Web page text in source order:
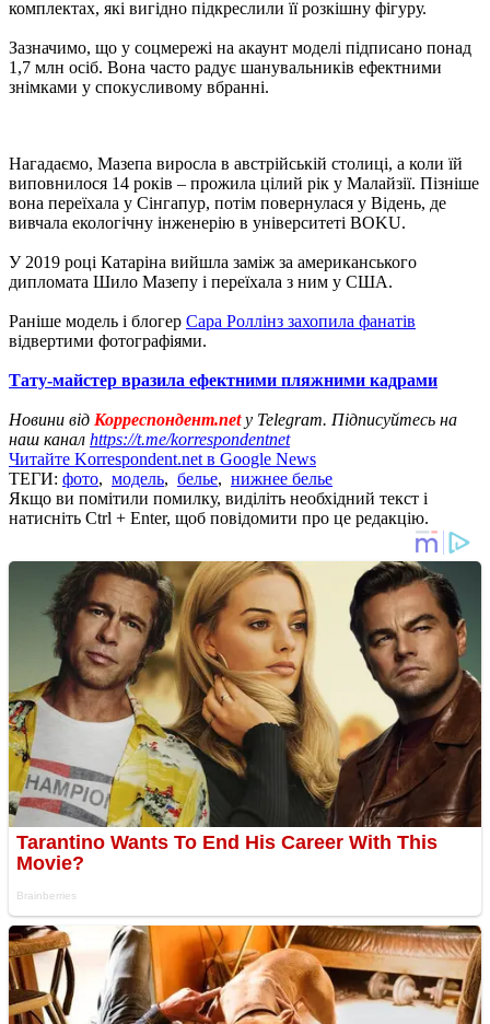
комплектах, які вигідно підкреслили її розкішну фігуру.
Зазначимо, що у соцмережі на акаунт моделі підписано понад
1,7 млн осіб. Вона часто радує шанувальників ефектними
знімками у спокусливому вбранні.
Нагадаємо, Мазепа виросла в австрійській столиці, а коли їй
виповнилося 14 років – прожила цілий рік у Малайзії. Пізніше
вона переїхала у Сінгапур, потім повернулася у Відень, де
вивчала екологічну інженерію в університеті BOKU.
У 2019 році Катаріна вийшла заміж за американського
дипломата Шило Мазепу і переїхала з ним у США.
Раніше модель і блогер Сара Роллінз захопила фанатів
відвертими фотографіями.
Тату-майстер вразила ефектними пляжними кадрами
Новини від Корреспондент.netу Telegram. Підписуйтесь на
наш канал https://t.me/korrespondentnet
Читайте Korrespondent.net в Google News
ТЕГИ: фото, модель, белье, нижнее белье
Якщо ви помітили помилку, виділіть необхідний текст і
натисніть Ctrl + Enter, щоб повідомити про це редакцію.